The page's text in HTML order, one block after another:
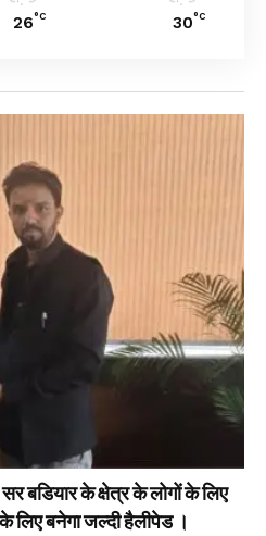
26°C 30°C
बडियार के क्षेत्र के लोगों के लिए
बनेगा जल्दी हैलीपेड ।